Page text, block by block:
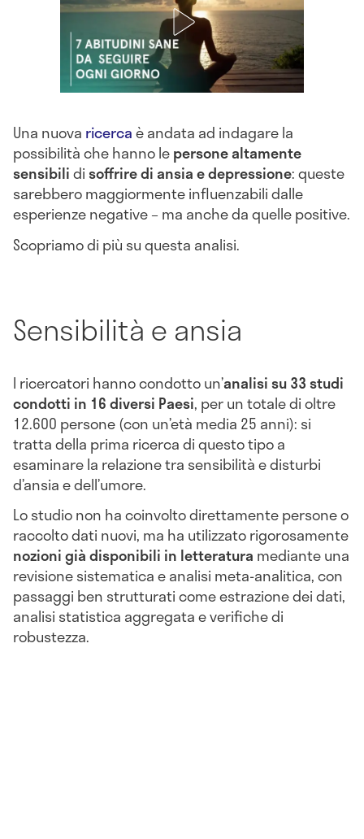
Una nuova ricercaè andata ad indagare la
possibilità che hanno lepersone altamente
sensibilidisoffrire di ansia e depressione: queste
sarebbero maggiormente influenzabili dalle
esperienze negative – ma anche da quelle positive.
Scopriamo di più su questa analisi.
Sensibilità e ansia
I ricercatori hanno condotto un’analisi su 33 studi
condotti in 16 diversi Paesi, per un totale di oltre
12.600 persone (con un’età media 25 anni): si
tratta della prima ricerca di questo tipo a
esaminare la relazione tra sensibilità e disturbi
d’ansia e dell’umore.
Lo studio non ha coinvolto direttamente persone o
raccolto dati nuovi, ma ha utilizzato rigorosamente
nozioni già disponibili in letteratura mediante una
revisione sistematica e analisi meta-analitica, con
passaggi ben strutturati come estrazione dei dati,
analisi statistica aggregata e verifiche di
robustezza.